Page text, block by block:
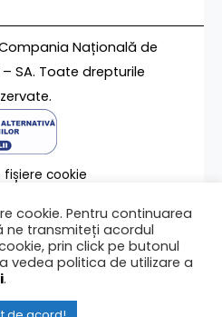
Națională de
– SA. Toate drepturile
fișiere cookie
a paginii 18/06/2025
cookie. Pentru continuarea
ne transmiteți acordul
prin click pe butonul
vedea politica de utilizare a
.